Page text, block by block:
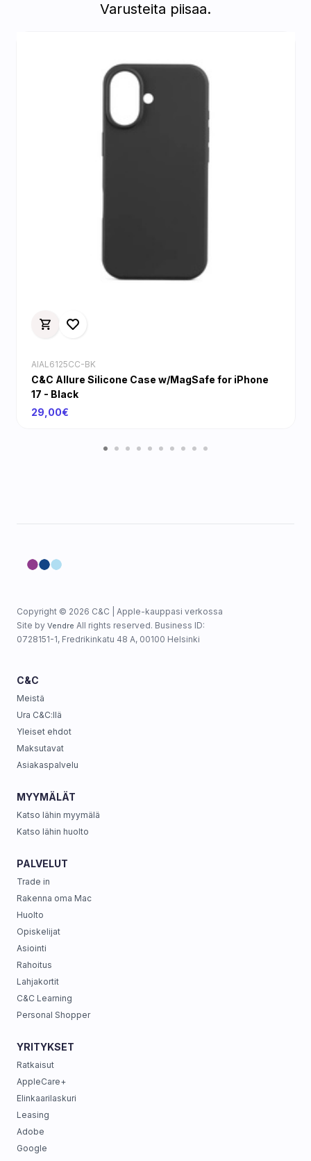
Varusteita piisaa.
AIAL6125CC-BK
C&C Allure Silicone Case w/MagSafe for iPhone
17 - Black
29,00€
Copyright © 2026 C&C | Apple-kauppasi verkossa
Site by Vendre All rights reserved. Business ID:
0728151-1, Fredrikinkatu 48 A, 00100 Helsinki
C&C
Meistä
Ura C&C:llä
Yleiset ehdot
Maksutavat
Asiakaspalvelu
MYYMÄLÄT
Katso lähin myymälä
Katso lähin huolto
PALVELUT
Trade in
Rakenna oma Mac
Huolto
Opiskelijat
Asiointi
Rahoitus
Lahjakortit
C&C Learning
Personal Shopper
YRITYKSET
Ratkaisut
AppleCare+
Elinkaarilaskuri
Leasing
Adobe
Google